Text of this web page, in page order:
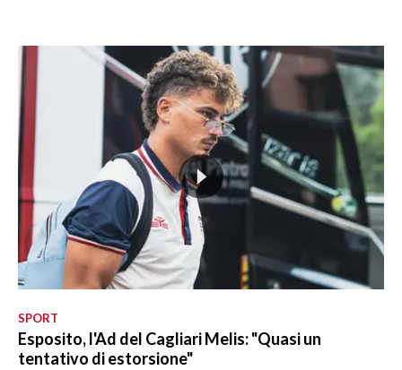
SPORT
Esposito, l'Ad del Cagliari Melis: "Quasi un
tentativo di estorsione"